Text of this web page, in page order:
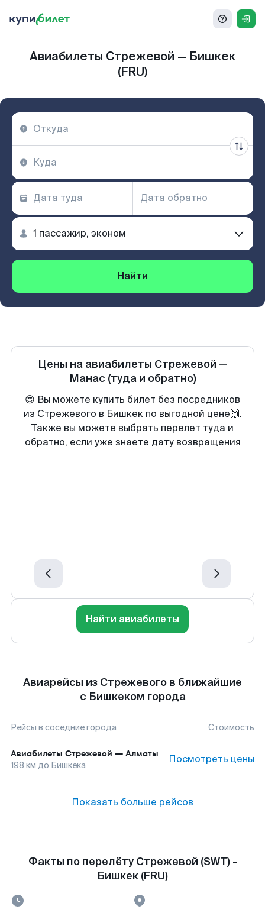
Авиабилеты Стрежевой — Бишкек
(FRU)
Найти
Цены на авиабилеты Стрежевой —
Манас (туда и обратно)
😍 Вы можете купить билет без посредников
из Стрежевого в Бишкек по выгодной цене🙌.
Также вы можете выбрать перелет туда и
обратно, если уже знаете дату возвращения
Найти авиабилеты
Авиарейсы из Стрежевого в ближайшие
с Бишкеком города
Рейсы в соседние города Стоимость
Авиабилеты Стрежевой — Алматы
198 км до Бишкека Посмотреть цены
Показать больше рейсов
Факты по перелёту Стрежевой (SWT) -
Бишкек (FRU)